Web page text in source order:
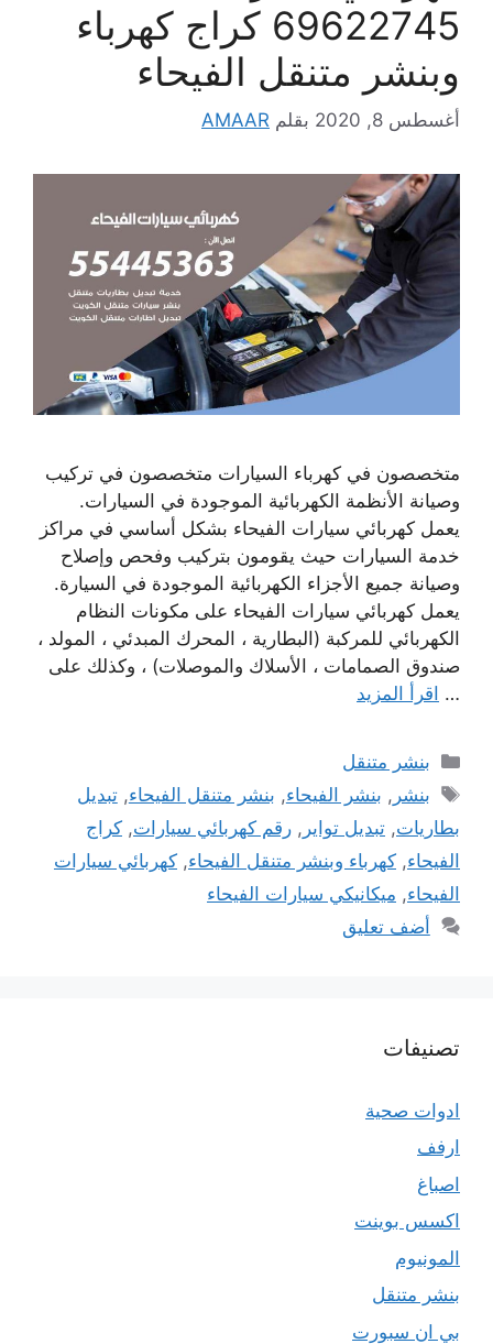
69622745 كراج كهرباء
وبنشر متنقل الفيحاء
أغسطس 8, 2020 بقلم AMAAR
متخصصون في كهرباء السيارات متخصصون في تركيب
وصيانة الأنظمة الكهربائية الموجودة في السيارات.
يعمل كهربائي سيارات الفيحاء بشكل أساسي في مراكز
خدمة السيارات حيث يقومون بتركيب وفحص وإصلاح
وصيانة جميع الأجزاء الكهربائية الموجودة في السيارة.
يعمل كهربائي سيارات الفيحاء على مكونات النظام
الكهربائي للمركبة (البطارية ، المحرك المبدئي ، المولد ،
صندوق الصمامات ، الأسلاك والموصلات) ، وكذلك على
… اقرأ المزيد
التصنيفات
بنشر متنقل
الوسوم
بنشر , بنشر الفيحاء, بنشر متنقل الفيحاء,تبديل
بطاريات, تبديل تواير , رقم كهربائي سيارات, كراج
الفيحاء, كهرباء وبنشر متنقل الفيحاء, كهربائي سيارات
الفيحاء, ميكانيكي سيارات الفيحاء
أضف تعليق
تصنيفات
ادوات صحية
ارفف
اصباغ
اكسس بوينت
المونيوم
بنشر متنقل
بي ان سبورت